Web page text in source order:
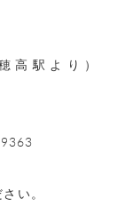
高駅より）
い。